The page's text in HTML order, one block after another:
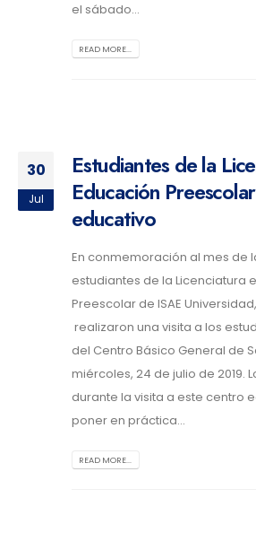
el sábado...
READ MORE...
30
Jul
Estudiantes de la
Educación
educativo
En conmemoración al mes de
estudiantes de la Licenciatura
Preescolar de ISAE
realizaron una visita a los
del Centro Básico General de
miércoles, 24 de julio de 2019.
durante la visita a este centro
poner en práctica...
READ MORE...